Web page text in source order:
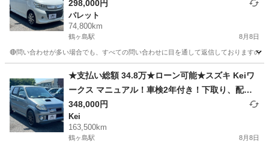
298,000円
パレット
74,800km
鶴ヶ島駅 8月8日
🔴問い合わせが多い場合でも、すべての問い合わせに目を通して返信しております
鶴ヶ島駅 パレット
★支払い総額 34.8万★ローン可能★スズキ Keiワ
ークス マニュアル！車検2年付き！下取り、配送
可能！
348,000円
Kei
163,500km
鶴ヶ島駅 8月8日